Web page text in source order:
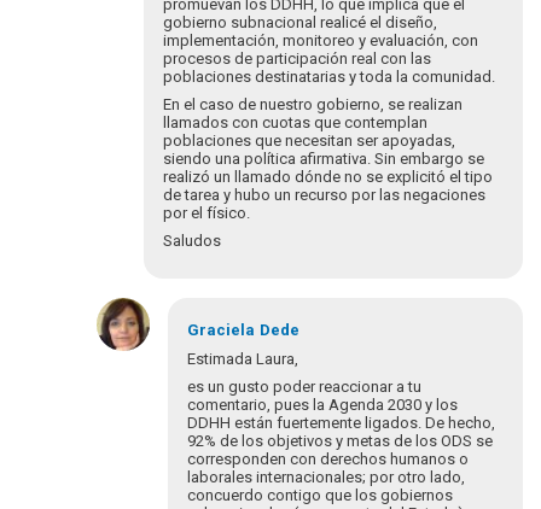
promuevan los DDHH, lo que implica que el
gobierno subnacional realicé el diseño,
implementación, monitoreo y evaluación, con
procesos de participación real con las
poblaciones destinatarias y toda la comunidad.
En el caso de nuestro gobierno, se realizan
llamados con cuotas que contemplan
poblaciones que necesitan ser apoyadas,
siendo una política afirmativa. Sin embargo se
realizó un llamado dónde no se explicitó el tipo
de tarea y hubo un recurso por las negaciones
por el físico.
Saludos
respuesta
Graciela Dede
Estimada Laura,
es un gusto poder reaccionar a tu
comentario, pues la Agenda 2030 y los
DDHH están fuertemente ligados. De hecho,
92% de los objetivos y metas de los ODS se
corresponden con derechos humanos o
laborales internacionales; por otro lado,
concuerdo contigo que los gobiernos